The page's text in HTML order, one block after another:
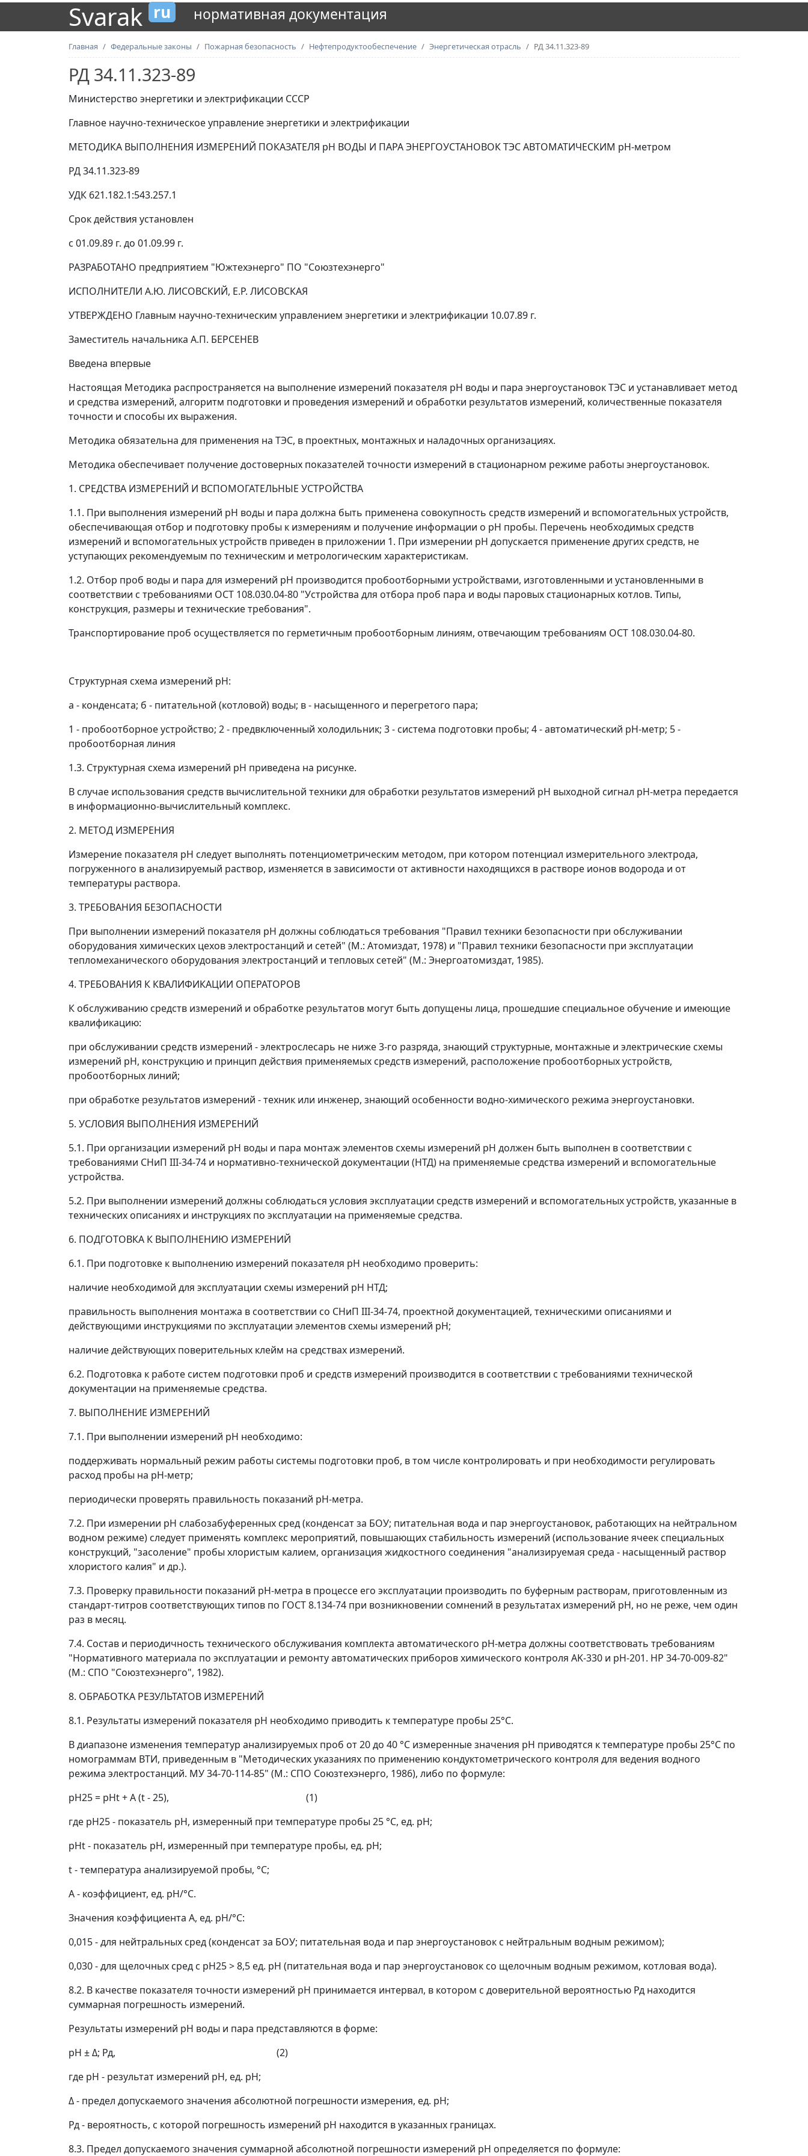
Svarak ru нормативная документация
Главная Федеральные законы Пожарная безопасность Нефтепродуктообеспечение Энергетическая отрасль РД 34.11.323-89
РД 34.11.323-89
Министерство энергетики и электрификации СССР
Главное научно-техническое управление энергетики и электрификации
МЕТОДИКА ВЫПОЛНЕНИЯ ИЗМЕРЕНИЙ ПОКАЗАТЕЛЯ pH ВОДЫ И ПАРА ЭНЕРГОУСТАНОВОК ТЭС АВТОМАТИЧЕСКИМ pH-метром
РД 34.11.323-89
УДК 621.182.1:543.257.1
Срок действия установлен
с 01.09.89 г. до 01.09.99 г.
РАЗРАБОТАНО предприятием "Южтехэнерго" ПО "Союзтехэнерго"
ИСПОЛНИТЕЛИ А.Ю. ЛИСОВСКИЙ, Е.Р. ЛИСОВСКАЯ
УТВЕРЖДЕНО Главным научно-техническим управлением энергетики и электрификации 10.07.89 г.
Заместитель начальника А.П. БЕРСЕНЕВ
Введена впервые
Настоящая Методика распространяется на выполнение измерений показателя pH воды и пара энергоустановок ТЭС и устанавливает метод
и средства измерений, алгоритм подготовки и проведения измерений и обработки результатов измерений, количественные показателя
точности и способы их выражения.
Методика обязательна для применения на ТЭС, в проектных, монтажных и наладочных организациях.
Методика обеспечивает получение достоверных показателей точности измерений в стационарном режиме работы энергоустановок.
1. СРЕДСТВА ИЗМЕРЕНИЙ И ВСПОМОГАТЕЛЬНЫЕ УСТРОЙСТВА
1.1. При выполнения измерений pH воды и пара должна быть применена совокупность средств измерений и вспомогательных устройств,
обеспечивающая отбор и подготовку пробы к измерениям и получение информации о pH пробы. Перечень необходимых средств
измерений и вспомогательных устройств приведен в приложении 1. При измерении pH допускается применение других средств, не
уступающих рекомендуемым по техническим и метрологическим характеристикам.
1.2. Отбор проб воды и пара для измерений pH производится пробоотборными устройствами, изготовленными и установленными в
соответствии с требованиями ОСТ 108.030.04-80 "Устройства для отбора проб пара и воды паровых стационарных котлов. Типы,
конструкция, размеры и технические требования".
Транспортирование проб осуществляется по герметичным пробоотборным линиям, отвечающим требованиям ОСТ 108.030.04-80.
Структурная схема измерений pH:
а - конденсата; б - питательной (котловой) воды; в - насыщенного и перегретого пара;
1 - пробоотборное устройство; 2 - предвключенный холодильник; 3 - система подготовки пробы; 4 - автоматический pH-метр; 5 -
пробоотборная линия
1.3. Структурная схема измерений pH приведена на рисунке.
В случае использования средств вычислительной техники для обработки результатов измерений pH выходной сигнал pH-метра передается
в информационно-вычислительный комплекс.
2. МЕТОД ИЗМЕРЕНИЯ
Измерение показателя pH следует выполнять потенциометрическим методом, при котором потенциал измерительного электрода,
погруженного в анализируемый раствор, изменяется в зависимости от активности находящихся в растворе ионов водорода и от
температуры раствора.
3. ТРЕБОВАНИЯ БЕЗОПАСНОСТИ
При выполнении измерений показателя pH должны соблюдаться требования "Правил техники безопасности при обслуживании
оборудования химических цехов электростанций и сетей" (М.: Атомиздат, 1978) и "Правил техники безопасности при эксплуатации
тепломеханического оборудования электростанций и тепловых сетей" (М.: Энергоатомиздат, 1985).
4. ТРЕБОВАНИЯ К КВАЛИФИКАЦИИ ОПЕРАТОРОВ
К обслуживанию средств измерений и обработке результатов могут быть допущены лица, прошедшие специальное обучение и имеющие
квалификацию:
при обслуживании средств измерений - электрослесарь не ниже 3-го разряда, знающий структурные, монтажные и электрические схемы
измерений pH, конструкцию и принцип действия применяемых средств измерений, расположение пробоотборных устройств,
пробоотборных линий;
при обработке результатов измерений - техник или инженер, знающий особенности водно-химического режима энергоустановки.
5. УСЛОВИЯ ВЫПОЛНЕНИЯ ИЗМЕРЕНИЙ
5.1. При организации измерений pH воды и пара монтаж элементов схемы измерений pH должен быть выполнен в соответствии с
требованиями СНиП III-34-74 и нормативно-технической документации (НТД) на применяемые средства измерений и вспомогательные
устройства.
5.2. При выполнении измерений должны соблюдаться условия эксплуатации средств измерений и вспомогательных устройств, указанные в
технических описаниях и инструкциях по эксплуатации на применяемые средства.
6. ПОДГОТОВКА К ВЫПОЛНЕНИЮ ИЗМЕРЕНИЙ
6.1. При подготовке к выполнению измерений показателя pH необходимо проверить:
наличие необходимой для эксплуатации схемы измерений pH НТД;
правильность выполнения монтажа в соответствии со СНиП III-34-74, проектной документацией, техническими описаниями и
действующими инструкциями по эксплуатации элементов схемы измерений pH;
наличие действующих поверительных клейм на средствах измерений.
6.2. Подготовка к работе систем подготовки проб и средств измерений производится в соответствии с требованиями технической
документации на применяемые средства.
7. ВЫПОЛНЕНИЕ ИЗМЕРЕНИЙ
7.1. При выполнении измерений pH необходимо:
поддерживать нормальный режим работы системы подготовки проб, в том числе контролировать и при необходимости регулировать
расход пробы на pH-метр;
периодически проверять правильность показаний pH-метра.
7.2. При измерении pH слабозабуференных сред (конденсат за БОУ; питательная вода и пар энергоустановок, работающих на нейтральном
водном режиме) следует применять комплекс мероприятий, повышающих стабильность измерений (использование ячеек специальных
конструкций, "засоление" пробы хлористым калием, организация жидкостного соединения "анализируемая среда - насыщенный раствор
хлористого калия" и др.).
7.3. Проверку правильности показаний pH-метра в процессе его эксплуатации производить по буферным растворам, приготовленным из
стандарт-титров соответствующих типов по ГОСТ 8.134-74 при возникновении сомнений в результатах измерений pH, но не реже, чем один
раз в месяц.
7.4. Состав и периодичность технического обслуживания комплекта автоматического pH-метра должны соответствовать требованиям
"Нормативного материала по эксплуатации и ремонту автоматических приборов химического контроля AK-330 и pH-201. HP 34-70-009-82"
(М.: СПО "Союзтехэнерго", 1982).
8. ОБРАБОТКА РЕЗУЛЬТАТОВ ИЗМЕРЕНИЙ
8.1. Результаты измерений показателя pH необходимо приводить к температуре пробы 25°С.
В диапазоне изменения температур анализируемых проб от 20 до 40 °C измеренные значения pH приводятся к температуре пробы 25°С по
номограммам ВТИ, приведенным в "Методических указаниях по применению кондуктометрического контроля для ведения водного
режима электростанций. МУ 34-70-114-85" (М.: СПО Союзтехэнерго, 1986), либо по формуле:
pH25= pHt+А(t- 25), (1)
где pH25- показатель pH, измеренный при температуре пробы 25 °C, ед. pH;
pHt- показатель pH, измеренный при температуре пробы, ед. pH;
t- температура анализируемой пробы, °С;
A- коэффициент, ед. pH/°C.
Значения коэффициента A, ед. pH/°C:
0,015 - для нейтральных сред (конденсат за БОУ; питательная вода и пар энергоустановок с нейтральным водным режимом);
0,030 - для щелочных сред с pH25> 8,5 ед. pH (питательная вода и пар энергоустановок со щелочным водным режимом, котловая вода).
8.2. В качестве показателя точности измерений pH принимается интервал, в котором с доверительной вероятностью Рд находится
суммарная погрешность измерений.
Результаты измерений pH воды и пара представляются в форме:
pH ±Δ; Рд, (2)
где pH - результат измерений pH, ед. pH;
Δ- предел допускаемого значения абсолютной погрешности измерения, ед. pH;
Рд- вероятность, с которой погрешность измерений pH находится в указанных границах.
8.3. Предел допускаемого значения суммарной абсолютной погрешности измерений рН определяется по формуле: